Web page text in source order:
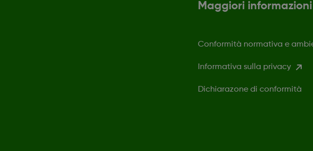
Maggiori informazioni
Conformità normativa e
Informativa sulla privacy
Dichiarazone di conformità